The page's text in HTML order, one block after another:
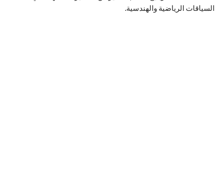
السياقات الرياضية والهندسية.